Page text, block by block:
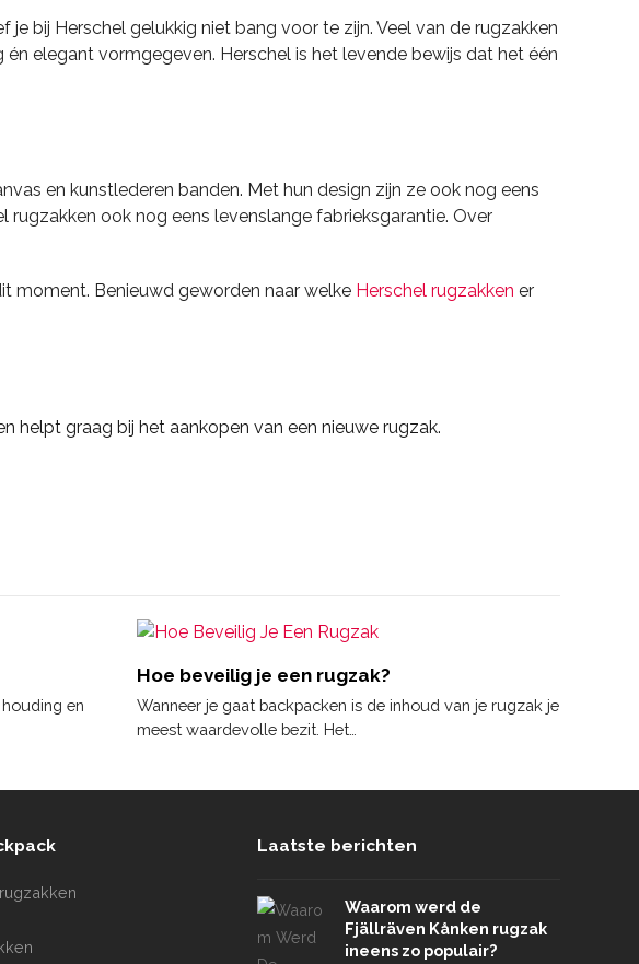
bij Herschel gelukkig niet bang voor te zijn. Veel van de rugzakken
elegant vormgegeven. Herschel is het levende bewijs dat het één
en kunstlederen banden. Met hun design zijn ze ook nog eens
ook nog eens levenslange fabrieksgarantie. Over
moment. Benieuwd geworden naar welke Herschel rugzakken er
helpt graag bij het aankopen van een nieuwe rugzak.
en
Hoe beveilig je een rugzak?
Wanneer je gaat backpacken is de inhoud van je rugzak je
meest waardevolle bezit. Het…
Laatste berichten
Waarom werd de
Fjällräven Kånken rugzak
ineens zo populair?